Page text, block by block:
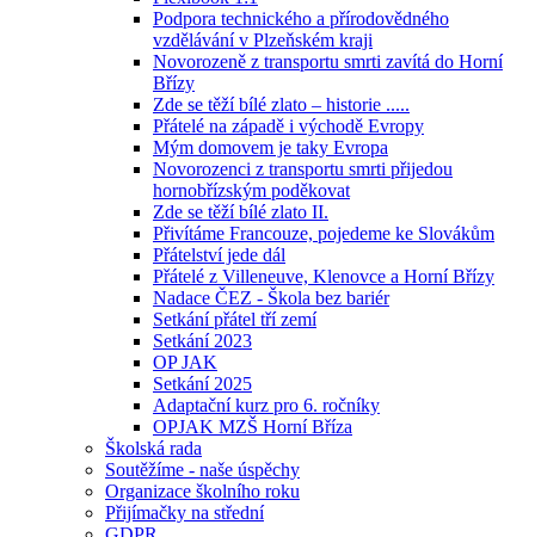
Podpora technického a přírodovědného
vzdělávání v Plzeňském kraji
Novorozeně z transportu smrti zavítá do Horní
Břízy
Zde se těží bílé zlato – historie .....
Přátelé na západě i východě Evropy
Mým domovem je taky Evropa
Novorozenci z transportu smrti přijedou
hornobřízským poděkovat
Zde se těží bílé zlato II.
Přivítáme Francouze, pojedeme ke Slovákům
Přátelství jede dál
Přátelé z Villeneuve, Klenovce a Horní Břízy
Nadace ČEZ - Škola bez bariér
Setkání přátel tří zemí
Setkání 2023
OP JAK
Setkání 2025
Adaptační kurz pro 6. ročníky
OPJAK MZŠ Horní Bříza
Školská rada
Soutěžíme - naše úspěchy
Organizace školního roku
Přijímačky na střední